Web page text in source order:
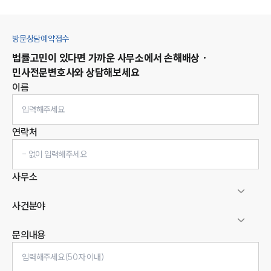
방문상담예약접수
법률고민이 있다면 가까운 사무소에서 손해배상 ·
민사전문변호사와 상담해보세요
이름
연락처
사무소
사건분야
문의내용